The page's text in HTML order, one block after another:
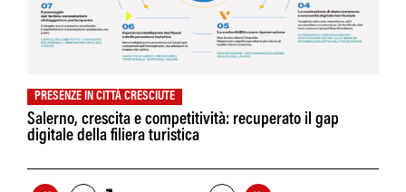
PRESENZE IN CITTÀ CRESCIUTE
Salerno, crescita e competitività: recuperato il gap
digitale della filiera turistica